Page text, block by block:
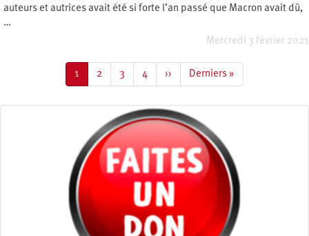
auteurs et autrices avait été si forte l’an passé que Macron avait dû,
…
Mercredi 3 février 2021
Page
courante
1 Page
2 Page
3 Page
4
Page
suivante
››
Dernière
page
Derniers »